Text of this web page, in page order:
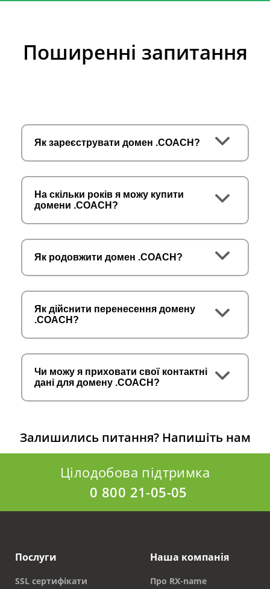
Поширенні запитання
Як зареєструвати домен .COACH?
На скільки років я можу купити
домени .COACH?
Як родовжити домен .COACH?
Як дійснити перенесення домену
.COACH?
Чи можу я приховати свої контактні
дані для домену .COACH?
Залишились питання? Напишіть нам
Цілодобова підтримка
0 800 21-05-05
Послуги
SSL сертифікати
Наша компанія
Про RX-name